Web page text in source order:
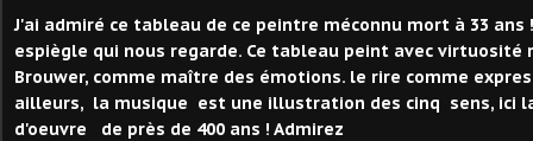
J'ai admiré ce tableau de ce peintre méconnu mort à 33 ans
espiègle qui nous regarde. Ce tableau peint avec
Brouwer, comme maître des émotions. le rire comme
ailleurs, la musique est une illustration des cinq sens, ici
d'oeuvre de près de 400 ans ! Admirez